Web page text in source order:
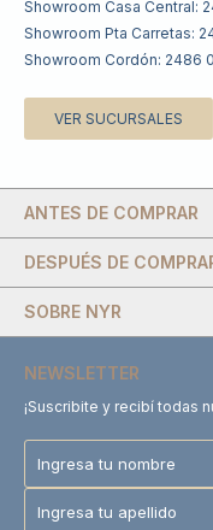
Showroom Casa Central:
Showroom Pta Carretas:
Showroom Cordón: 2486
VER SUCURSALES
DESPUÉS DE
SOBRE NYR
ANTES DE COMPRAR
NEWSLETTER
¡Suscribite y recibí todas